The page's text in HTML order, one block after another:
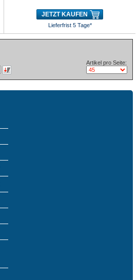
JETZT KAUFEN
Lieferfrist 5 Tage*
Artikel pro Seite: